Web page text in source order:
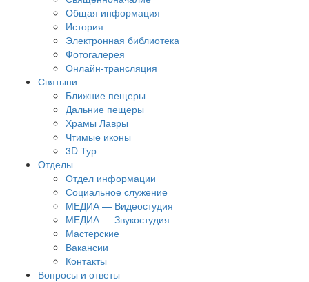
Общая информация
История
Электронная библиотека
Фотогалерея
Онлайн-трансляция
Святыни
Ближние пещеры
Дальние пещеры
Храмы Лавры
Чтимые иконы
3D Тур
Отделы
Отдел информации
Социальное служение
МЕДИА — Видеостудия
МЕДИА — Звукостудия
Мастерские
Вакансии
Контакты
Вопросы и ответы